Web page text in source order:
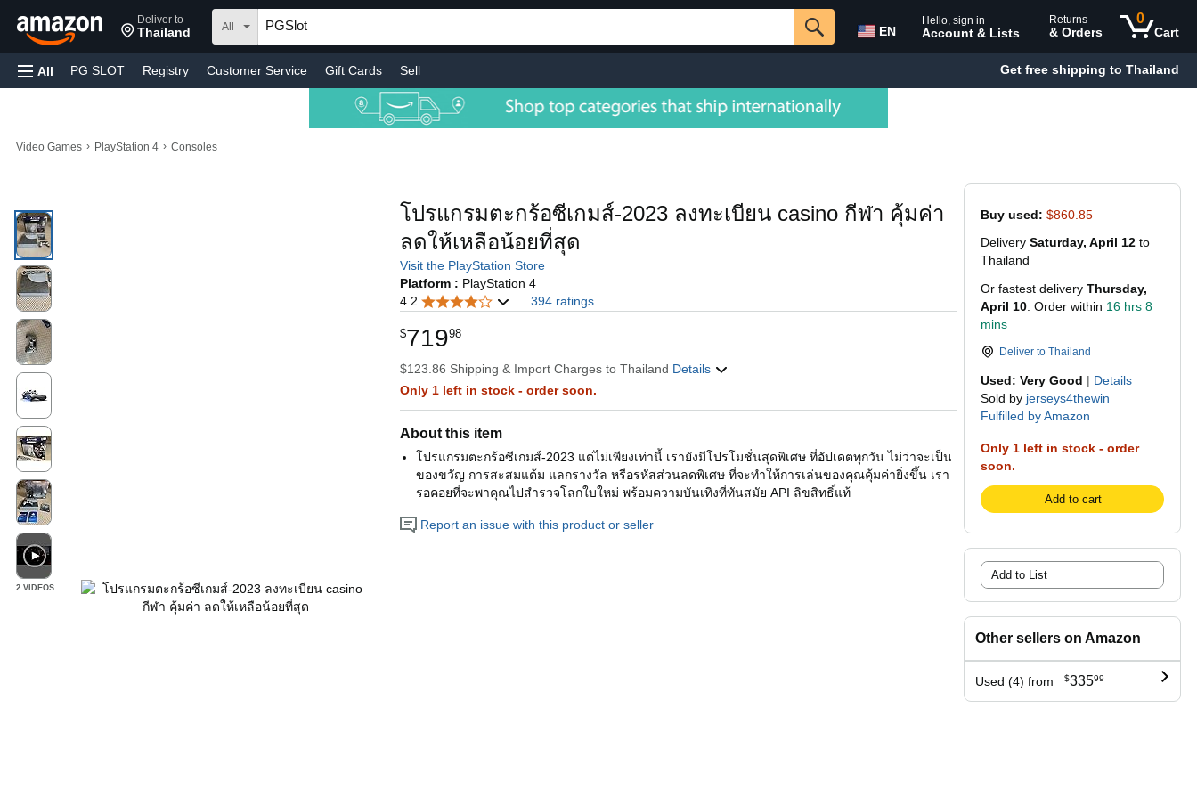
Deliver to
Thailand All EN
Hello, sign in
Account & Lists
Returns
& Orders
0
Cart
All PG SLOT Registry Customer Service Gift Cards Sell Get free shipping to Thailand
Video Games › PlayStation 4 › Consoles
Buy used: $860.85
Delivery Saturday, April 12 to
Thailand
Or fastest delivery Thursday,
April 10 . Order within 16 hrs 8
mins
Deliver to Thailand
Used: Very Good | Details
Sold by jerseys4thewin
Fulfilled by Amazon
Only 1 left in stock - order
soon.
Add to cart
Add to List
Other sellers on Amazon
Used (4) from $33599
2 VIDEOS
โปรแกรมตะกร้อซีเกมส์-2023 ลงทะเบียน casino กีฬา คุ้มค่า
ลดให้เหลือน้อยที่สุด
Visit the PlayStation Store
Platform : PlayStation 4
4.2
394 ratings
$71998
$123.86 Shipping & Import Charges to Thailand Details
Only 1 left in stock - order soon.
About this item
โปรแกรมตะกร้อซีเกมส์-2023 แต่ไม่เพียงเท่านี้ เรายังมีโปรโมชั่นสุดพิเศษ ที่อัปเดตทุกวัน ไม่ว่าจะเป็น
ของขวัญ การสะสมแต้ม แลกรางวัล หรือรหัสส่วนลดพิเศษ ที่จะทำให้การเล่นของคุณคุ้มค่ายิ่งขึ้น เรา
รอคอยที่จะพาคุณไปสำรวจโลกใบใหม่ พร้อมความบันเทิงที่ทันสมัย API ลิขสิทธิ์แท้
Report an issue with this product or seller